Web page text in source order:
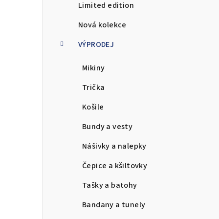
Limited edition
Nová kolekce
VÝPRODEJ
Mikiny
Trička
Košile
Bundy a vesty
Nášivky a nalepky
Čepice a kšiltovky
Tašky a batohy
Bandany a tunely